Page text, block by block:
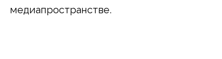
медиапространстве.